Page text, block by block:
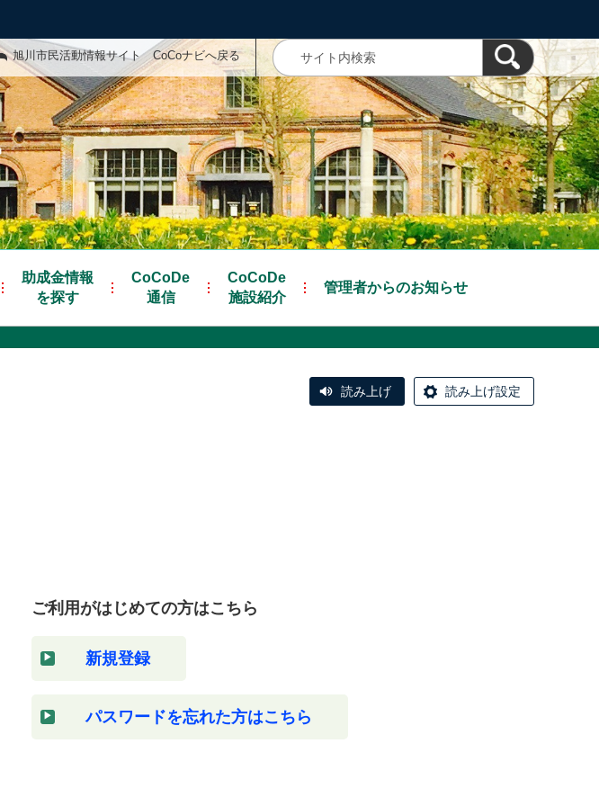
旭川市民活動情報サイト CoCoナビへ戻る
助成金情報
を探す
CoCoDe
通信
CoCoDe
施設紹介
管理者からのお知らせ
読み上げ 読み上げ設定
ご利用がはじめての方はこちら
新規登録
パスワードを忘れた方はこちら